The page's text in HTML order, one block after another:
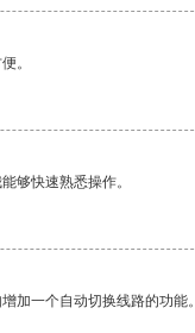
。
够快速熟悉操作。
加一个自动切换线路的功能。